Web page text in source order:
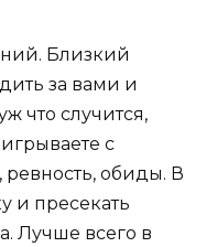
Близкий
за вами и
что случится,
с
ревность, обиды. В
и пресекать
Лучше всего в